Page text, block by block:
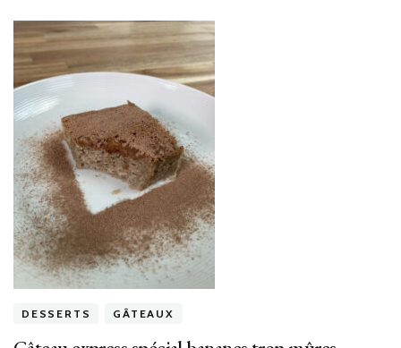
DESSERTS GÂTEAUX